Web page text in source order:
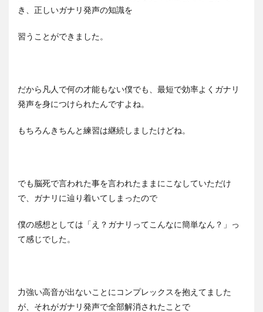
き、正しいガナリ発声の知識を
習うことができました。
だから凡人で何の才能もない僕でも、最短で効率よくガナリ
発声を身につけられたんですよね。
もちろんきちんと練習は継続しましたけどね。
でも脳死で言われた事を言われたままにこなしていただけ
で、ガナリに辿り着いてしまったので
僕の感想としては「え？ガナリってこんなに簡単なん？」っ
て感じでした。
力強い高音が出ないことにコンプレックスを抱えてました
が、それがガナリ発声で全部解消されたことで